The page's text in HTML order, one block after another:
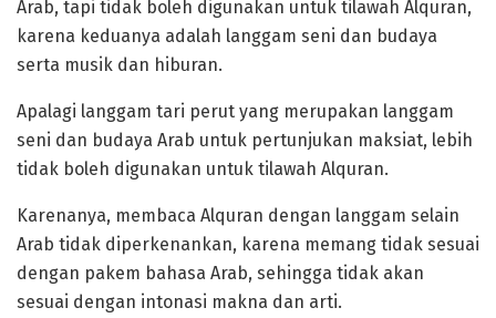
Arab, tapi tidak boleh digunakan untuk tilawah Alquran,
karena keduanya adalah langgam seni dan budaya
serta musik dan hiburan.
Apalagi langgam tari perut yang merupakan langgam
seni dan budaya Arab untuk pertunjukan maksiat, lebih
tidak boleh digunakan untuk tilawah Alquran.
Karenanya, membaca Alquran dengan langgam selain
Arab tidak diperkenankan, karena memang tidak sesuai
dengan pakem bahasa Arab, sehingga tidak akan
sesuai dengan intonasi makna dan arti.